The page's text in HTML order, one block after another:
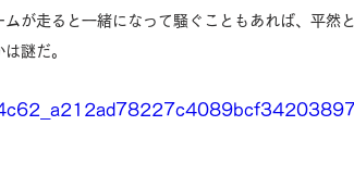
が走ると一緒になって騒ぐこともあれば、平然
謎だ。